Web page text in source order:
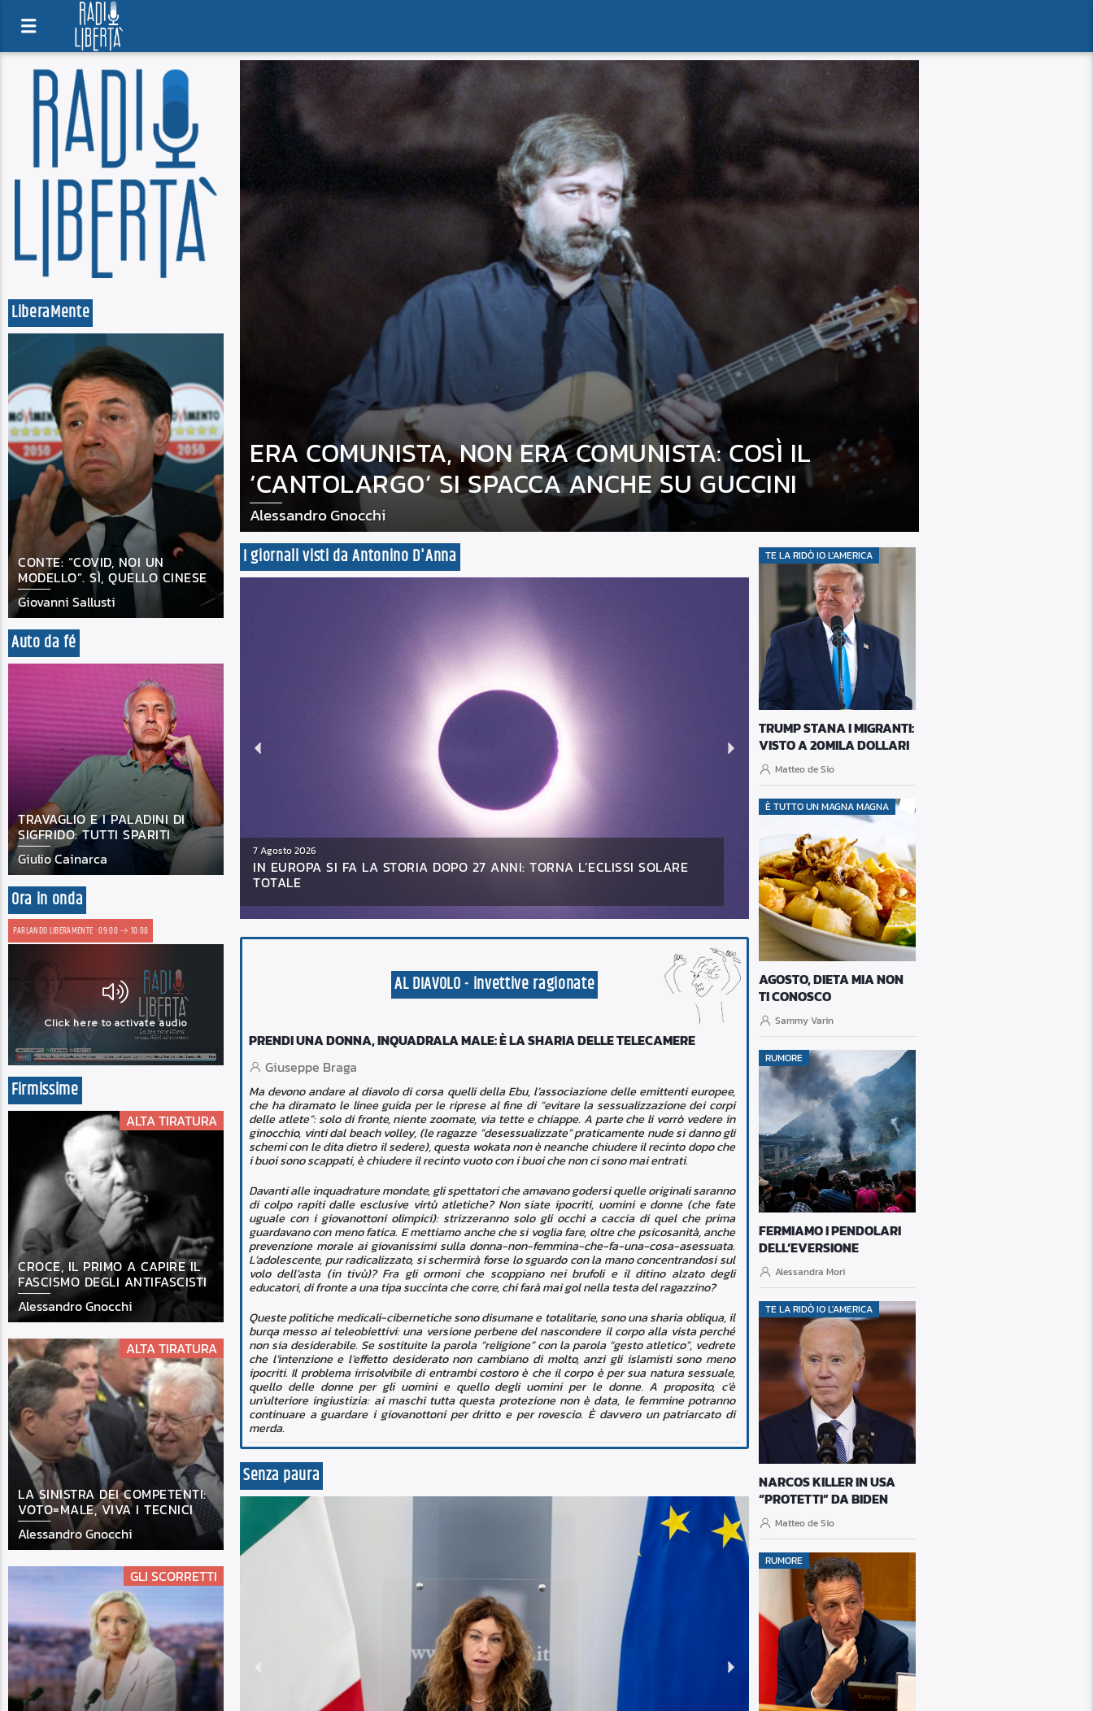
LiberaMente
CONTE: “COVID, NOI UN
MODELLO”. SÌ, QUELLO CINESE
Giovanni Sallusti
Auto da fé
TRAVAGLIO E I PALADINI DI
SIGFRIDO: TUTTI SPARITI
Giulio Cainarca
Ora in onda
PARLANDO LIBERAMENTE · 09:00 10:00
Firmissime
ALTA TIRATURA
CROCE, IL PRIMO A CAPIRE IL
FASCISMO DEGLI ANTIFASCISTI
Alessandro Gnocchi
ALTA TIRATURA
LA SINISTRA DEI COMPETENTI:
VOTO=MALE, VIVA I TECNICI
Alessandro Gnocchi
GLI SCORRETTI
ERA COMUNISTA, NON ERA COMUNISTA: COSÌ IL
‘CANTOLARGO’ SI SPACCA ANCHE SU GUCCINI
Alessandro Gnocchi
I giornali visti da Antonino D'Anna
L’ECLISSI SOLARE
7 Agosto 2026
SCOVATI I PIÙ PERICOLOSI “ABUSIVI” D’ITALIA: TRE RAGAZZINI CHE
VENDONO LIMONATA. STIAMO FRESCHI…
7 Agosto 2026
CRANS MONTANA, ALTRO AFFRONTO ALL’ITALIA:
LESA”
AL DIAVOLO - invettive ragionate
PRENDI UNA DONNA, INQUADRALA MALE: È LA SHARIA DELLE TELECAMERE
Giuseppe Braga
Ma devono andare al diavolo di corsa quelli della Ebu, l’associazione delle emittenti europee,
che ha diramato le linee guida per le riprese al fine di “evitare la sessualizzazione dei corpi
delle atlete”: solo di fronte, niente zoomate, via tette e chiappe. A parte che li vorrò vedere in
ginocchio, vinti dal beach volley, (le ragazze “desessualizzate” praticamente nude si danno gli
schemi con le dita dietro il sedere), questa wokata non è neanche chiudere il recinto dopo che
i buoi sono scappati, è chiudere il recinto vuoto con i buoi che non ci sono mai entrati.
Davanti alle inquadrature mondate, gli spettatori che amavano godersi quelle originali saranno
di colpo rapiti dalle esclusive virtù atletiche? Non siate ipocriti, uomini e donne (che fate
uguale con i giovanottoni olimpici): strizzeranno solo gli occhi a caccia di quel che prima
guardavano con meno fatica. E mettiamo anche che si voglia fare, oltre che psicosanità, anche
prevenzione morale ai giovanissimi sulla donna-non-femmina-che-fa-una-cosa-asessuata.
L’adolescente, pur radicalizzato, si schermirà forse lo sguardo con la mano concentrandosi sul
volo dell’asta (in tivù)? Fra gli ormoni che scoppiano nei brufoli e il ditino alzato degli
educatori, di fronte a una tipa succinta che corre, chi farà mai gol nella testa del ragazzino?
Queste politiche medicali-cibernetiche sono disumane e totalitarie, sono una sharia obliqua, il
burqa messo ai teleobiettivi: una versione perbene del nascondere il corpo alla vista perché
non sia desiderabile. Se sostituite la parola “religione” con la parola “gesto atletico”, vedrete
che l’intenzione e l’effetto desiderato non cambiano di molto, anzi gli islamisti sono meno
ipocriti. Il problema irrisolvibile di entrambi costoro è che il corpo è per sua natura sessuale,
quello delle donne per gli uomini e quello degli uomini per le donne. A proposito, c’è
un’ulteriore ingiustizia: ai maschi tutta questa protezione non è data, le femmine potranno
continuare a guardare i giovanottoni per dritto e per rovescio. È davvero un patriarcato di
merda.
Senza paura
TE LA RIDÒ IO L'AMERICA
TRUMP STANA I MIGRANTI:
VISTO A 20MILA DOLLARI
Matteo de Sio
È TUTTO UN MAGNA MAGNA
AGOSTO, DIETA MIA NON
TI CONOSCO
Sammy Varin
RUMORE
FERMIAMO I PENDOLARI
DELL’EVERSIONE
Alessandra Mori
TE LA RIDÒ IO L'AMERICA
NARCOS KILLER IN USA
“PROTETTI” DA BIDEN
Matteo de Sio
RUMORE